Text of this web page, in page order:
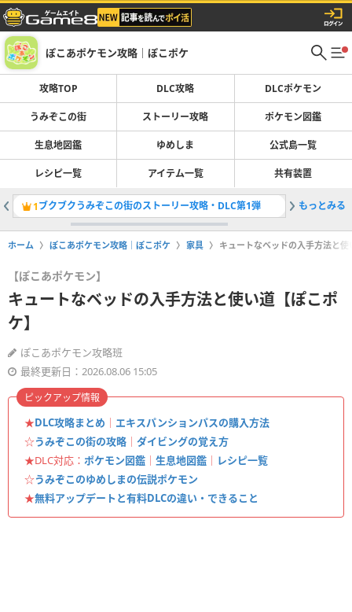
ぽこあポケモン攻略｜ぽこポケ
攻略TOP DLC攻略 DLCポケモン
うみぞこの街 ストーリー攻略 ポケモン図鑑
生息地図鑑 ゆめしま 公式島一覧
レシピ一覧 アイテム一覧 共有装置
1ブクブクうみぞこの街のストーリー攻略・DLC第1弾 2生息地
もっとみる
ホーム ぽこあポケモン攻略｜ぽこポケ 家具 キュートなベッドの入手方法と
【ぽこあポケモン】
キュートなベッドの入手方法と使い道【ぽこポ
ケ】
ぽこあポケモン攻略班
最終更新日：2026.08.06 15:05
★DLC攻略まとめ ｜ エキスパンションパスの購入方法
☆うみぞこの街の攻略 ｜ ダイビングの覚え方
★DLC対応： ポケモン図鑑 ｜ 生息地図鑑 ｜ レシピ一覧
☆うみぞこのゆめしまの伝説ポケモン
★無料アップデートと有料DLCの違い・できること
ピックアップ情報